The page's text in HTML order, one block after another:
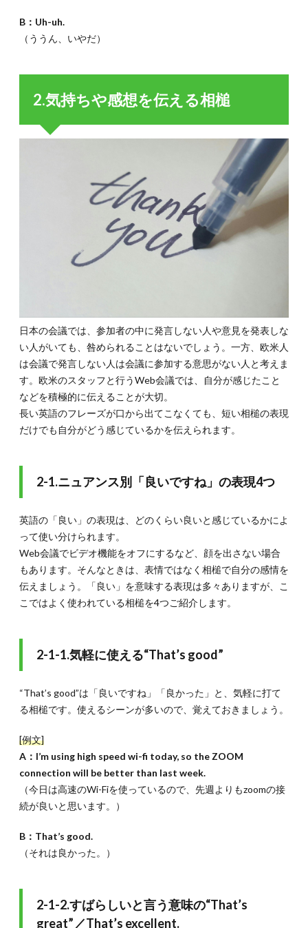
B：Uh-uh.
（ううん、いやだ）
2.気持ちや感想を伝える相槌
日本の会議では、参加者の中に発言しない人や意見を発表しな
い人がいても、咎められることはないでしょう。一方、欧米人
は会議で発言しない人は会議に参加する意思がない人と考えま
す。欧米のスタッフと行うWeb会議では、自分が感じたこと
などを積極的に伝えることが大切。
長い英語のフレーズが口から出てこなくても、短い相槌の表現
だけでも自分がどう感じているかを伝えられます。
2-1.ニュアンス別「良いですね」の表現4つ
英語の「良い」の表現は、どのくらい良いと感じているかによ
って使い分けられます。
Web会議でビデオ機能をオフにするなど、顔を出さない場合
もあります。そんなときは、表情ではなく相槌で自分の感情を
伝えましょう。「良い」を意味する表現は多々ありますが、こ
こではよく使われている相槌を4つご紹介します。
2-1-1.気軽に使える“That’s good”
“That’s good”は「良いですね」「良かった」と、気軽に打て
る相槌です。使えるシーンが多いので、覚えておきましょう。
[例文]
A：I’m using high speed wi-fi today, so the ZOOM
connection will be better than last week.
（今日は高速のWi-Fiを使っているので、先週よりもzoomの接
続が良いと思います。）
B：That’s good.
（それは良かった。）
2-1-2.すばらしいと言う意味の“That’s
great”／That’s excellent.